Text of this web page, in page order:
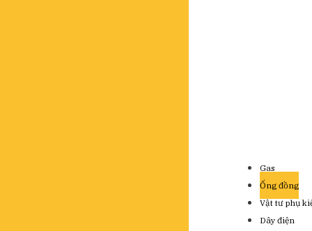
Gas
Ống đồng
Vật tư phụ
Dây điện